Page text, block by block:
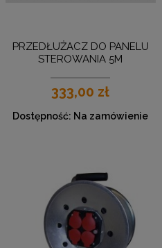
PRZEDŁUŻACZ DO PANELU
STEROWANIA 5M
333,00 zł
Dostępność: Na zamówienie